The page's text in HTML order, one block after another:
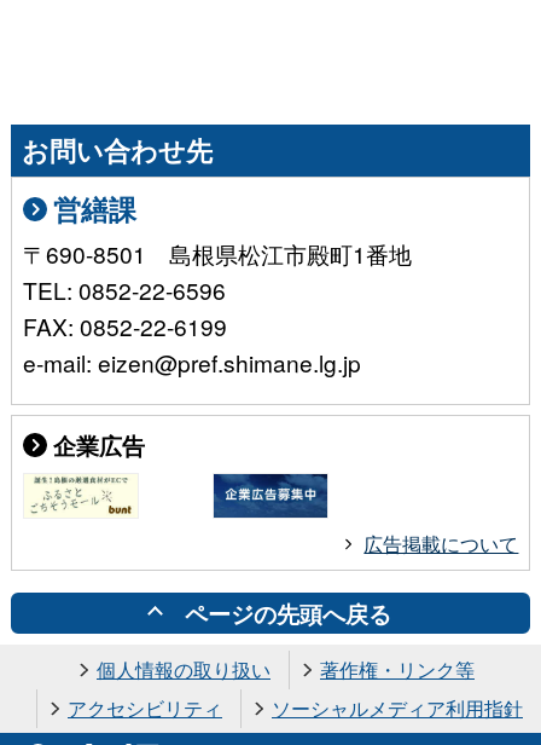
お問い合わせ先
営繕課
〒690-8501 島根県松江市殿町1番地
TEL: 0852-22-6596
FAX: 0852-22-6199
e-mail: eizen@pref.shimane.lg.jp
企業広告
広告掲載について
ページの先頭へ戻る
個人情報の取り扱い
著作権・リンク等
アクセシビリティ
ソーシャルメディア利用指針